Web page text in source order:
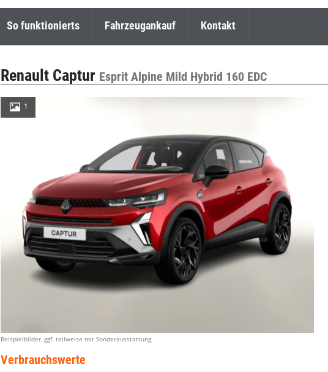
So funktionierts Fahrzeugankauf Kontakt
Renault Captur Esprit Alpine Mild Hybrid 160 EDC
1
Beispielbilder, ggf. teilweise mit Sonderausstattung
Verbrauchswerte